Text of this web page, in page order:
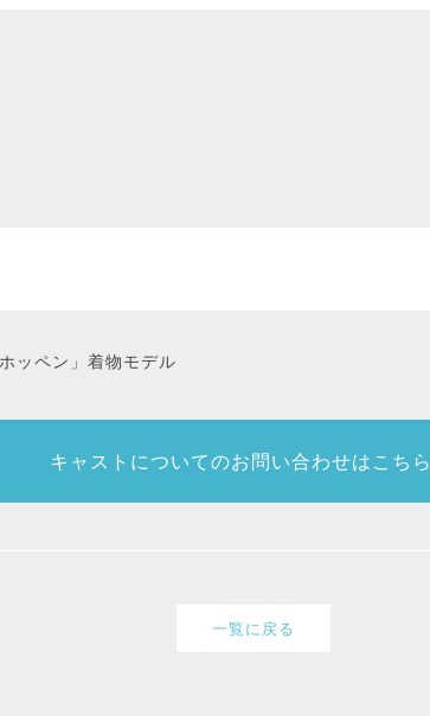
ッペン」着物モデル
キャストについてのお問い合わせはこちら
一覧に戻る